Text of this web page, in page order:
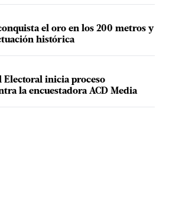
el oro en los 200 metros y
histórica
Electoral inicia proceso
la encuestadora ACD Media